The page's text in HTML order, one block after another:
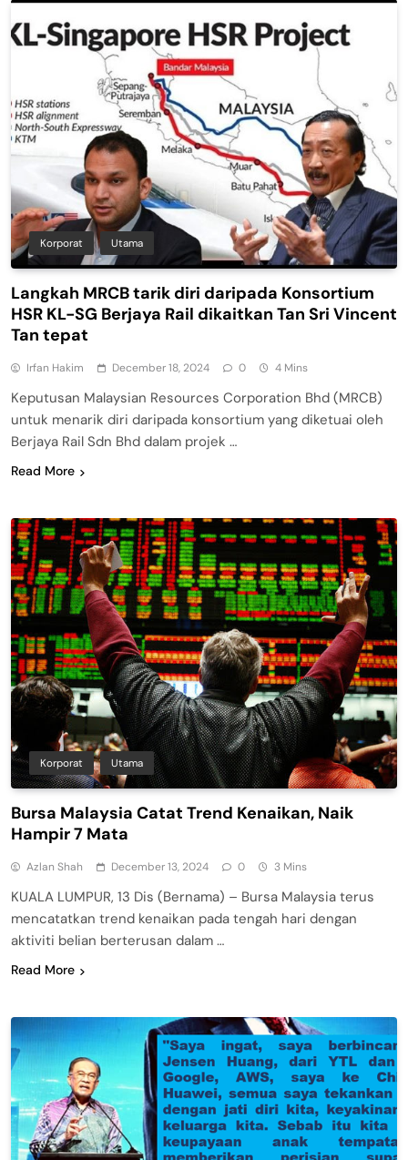
Korporat Utama
Langkah MRCB tarik diri daripada Konsortium
HSR KL-SG Berjaya Rail dikaitkan Tan Sri Vincent
Tan tepat
Irfan Hakim December 18, 2024 0 4 Mins
Keputusan Malaysian Resources Corporation Bhd (MRCB)
untuk menarik diri daripada konsortium yang diketuai oleh
Berjaya Rail Sdn Bhd dalam projek …
Read More
Korporat Utama
Bursa Malaysia Catat Trend Kenaikan, Naik
Hampir 7 Mata
Azlan Shah December 13, 2024 0 3 Mins
KUALA LUMPUR, 13 Dis (Bernama) – Bursa Malaysia terus
mencatatkan trend kenaikan pada tengah hari dengan
aktiviti belian berterusan dalam …
Read More